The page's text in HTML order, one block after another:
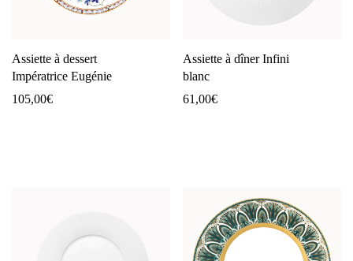
Assiette à dessert
Impératrice Eugénie
105,00€
Assiette à dîner Infini
blanc
61,00€